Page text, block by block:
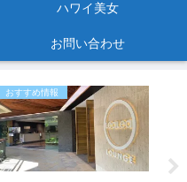
ハワイ美女
お問い合わせ
おすすめ情報